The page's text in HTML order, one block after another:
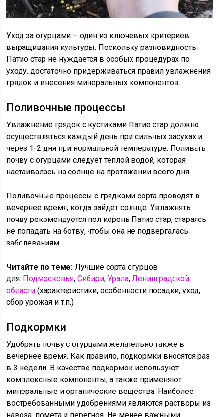
Уход за огурцами – один из ключевых критериев
выращивания культуры. Поскольку разновидность
Патио стар не нуждается в особых процедурах по
уходу, достаточно придерживаться правил увлажнения
грядок и внесения минеральных компонентов.
Поливочные процессы
Увлажнение грядок с кустиками Патио стар должно
осуществляться каждый день при сильных засухах и
через 1-2 дня при нормальной температуре. Поливать
почву с огурцами следует теплой водой, которая
настаивалась на солнце на протяжении всего дня.
Поливочные процессы с грядками сорта проводят в
вечернее время, когда зайдет солнце. Увлажнять
почву рекомендуется пол корень Патио стар, стараясь
не попадать на ботву, чтобы она не подвергалась
заболеваниям.
Читайте по теме:Лучшие сорта огурцов
для: Подмосковья,Сибири,Урала,Ленинградской
области (характеристики, особенности посадки, уход,
сбор урожая и т.п.)
Подкормки
Удобрять почву с огурцами желательно также в
вечернее время. Как правило, подкормки вносятся раз
в 3 недели. В качестве подкормок используют
комплексные компоненты, а также применяют
минеральные и органические вещества. Наиболее
востребованными удобрениями являются растворы из
навоза, помета и перегноя. Не менее важными